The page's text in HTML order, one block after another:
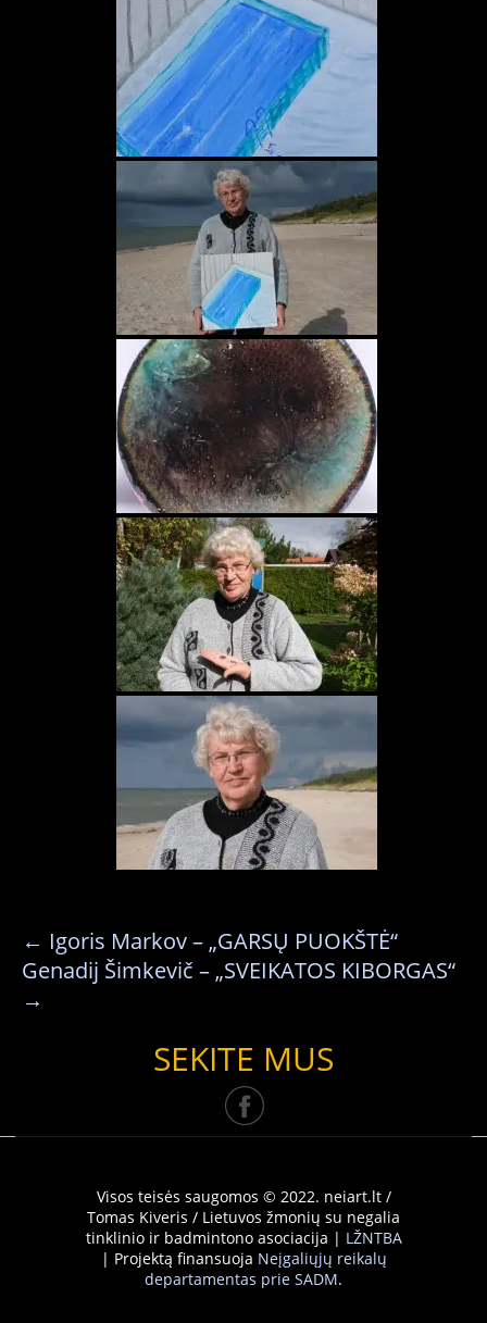
← Igoris Markov – „GARSŲ PUOKŠTĖ“
Genadij Šimkevič – „SVEIKATOS KIBORGAS“
→
SEKITE MUS
Visos teisės saugomos © 2022. neiart.lt /
Tomas Kiveris / Lietuvos žmonių su negalia
tinklinio ir badmintono asociacija | LŽNTBA
| Projektą finansuoja Neįgaliųjų reikalų
departamentas prie SADM.